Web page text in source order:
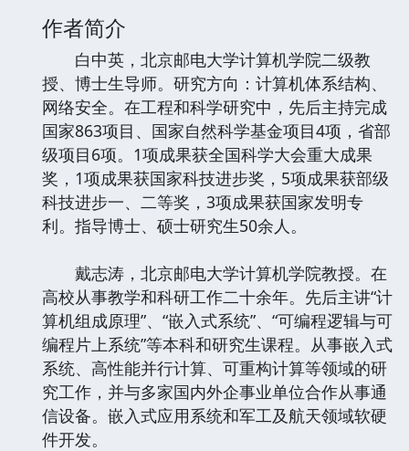
作者简介
白中英，北京邮电大学计算机学院二级教
授、博士生导师。研究方向：计算机体系结构、
网络安全。在工程和科学研究中，先后主持完成
国家863项目、国家自然科学基金项目4项，省部
级项目6项。1项成果获全国科学大会重大成果
奖，1项成果获国家科技进步奖，5项成果获部级
科技进步一、二等奖，3项成果获国家发明专
利。指导博士、硕士研究生50余人。
戴志涛，北京邮电大学计算机学院教授。在
高校从事教学和科研工作二十余年。先后主讲“计
算机组成原理”、“嵌入式系统”、“可编程逻辑与可
编程片上系统”等本科和研究生课程。从事嵌入式
系统、高性能并行计算、可重构计算等领域的研
究工作，并与多家国内外企事业单位合作从事通
信设备。嵌入式应用系统和军工及航天领域软硬
件开发。